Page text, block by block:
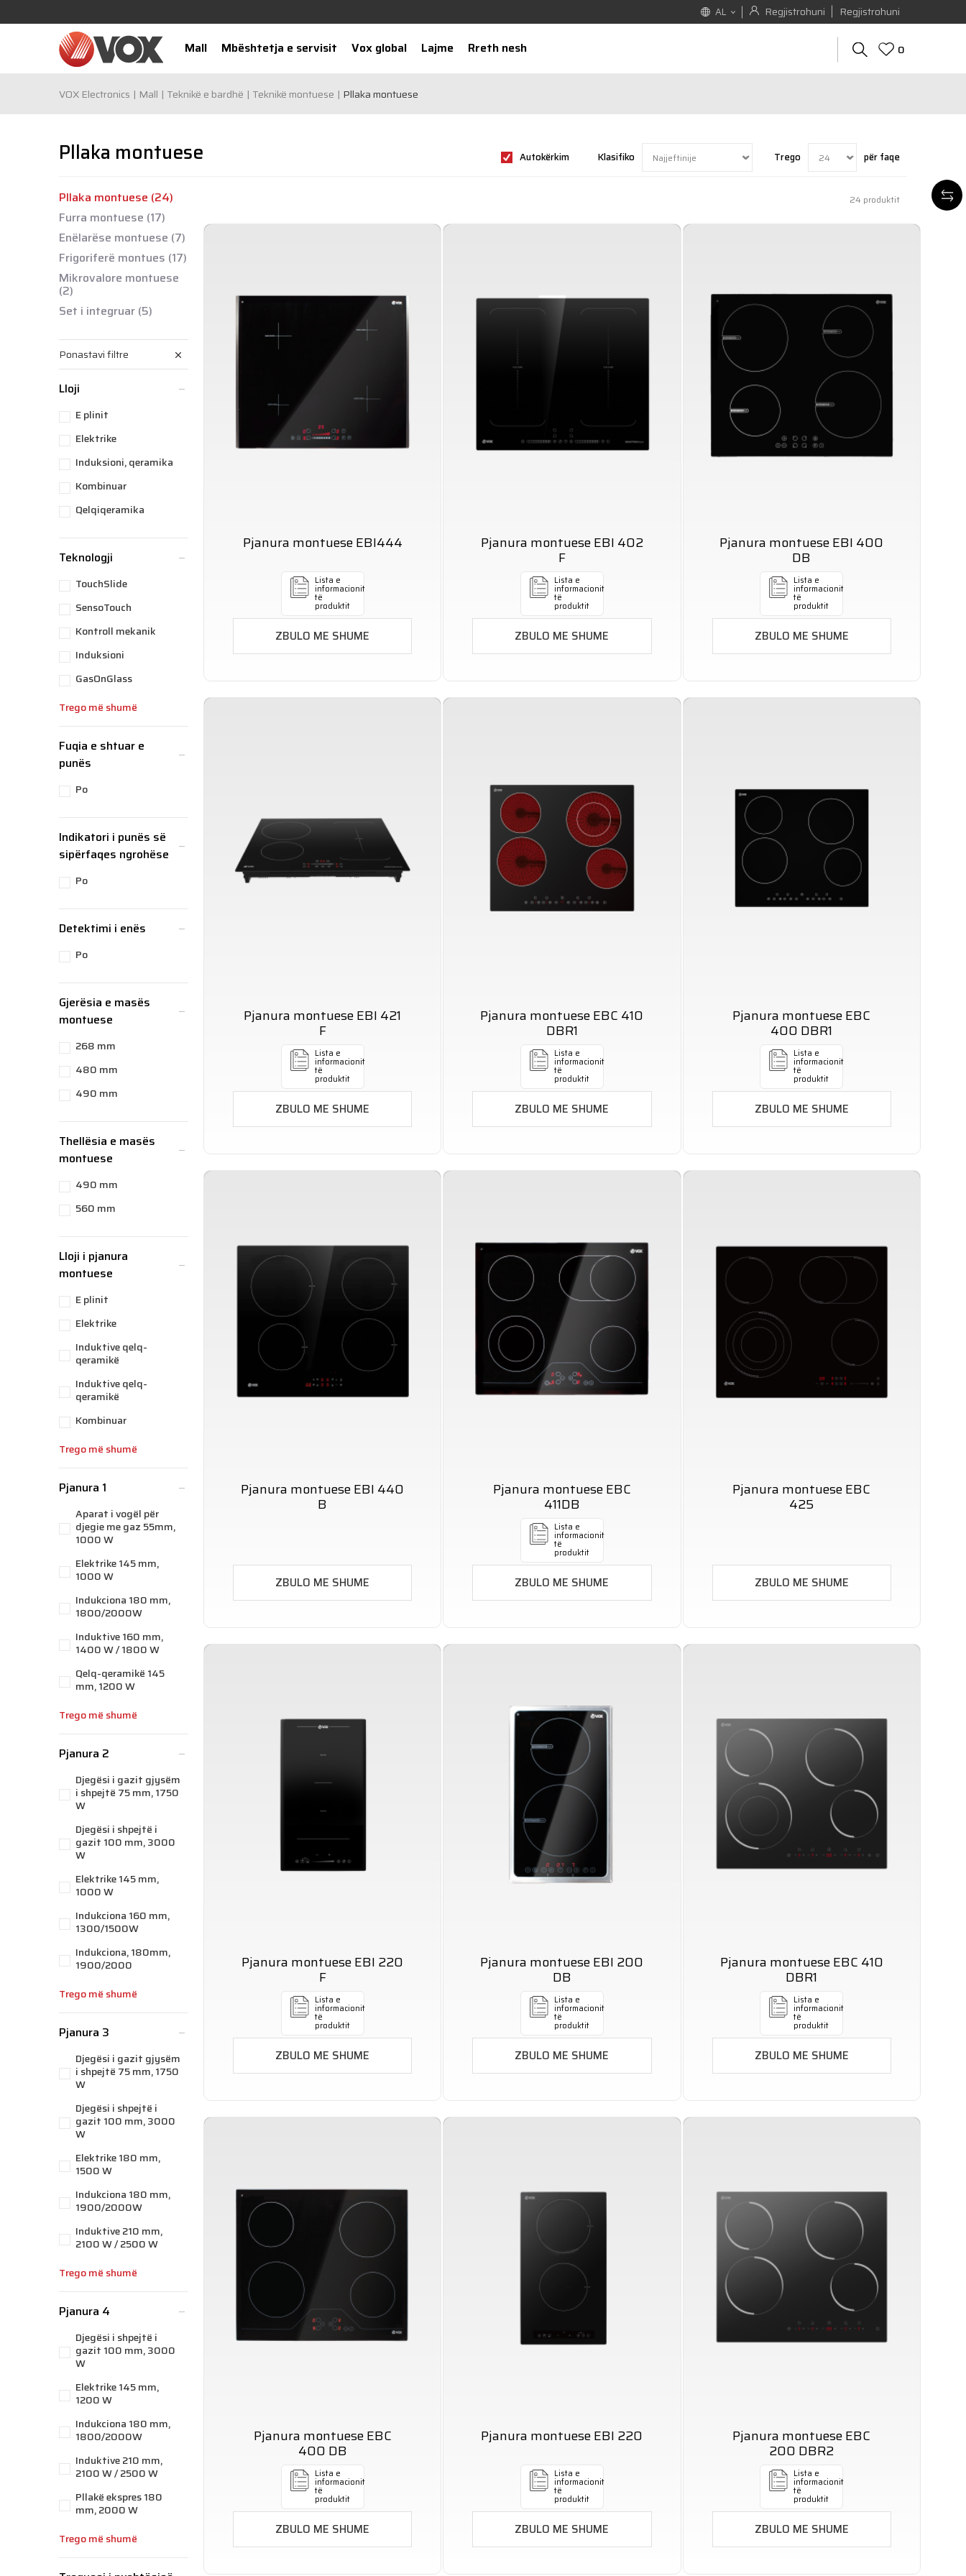
Regjistrohuni Regjistrohuni
AL
Mall Mbështetja e servisit Vox global Lajme Rreth nesh 0
VOX Electronics Mall Teknikë e bardhë Teknikë montuese Pllaka montuese
Pllaka montuese Autokërkim Klasifiko Trego për faqe
Pllaka montuese (24)
Furra montuese (17)
Enëlarëse montuese (7)
Frigoriferë montues (17)
Mikrovalore montuese
(2)
Set i integruar (5)
Ponastavi filtre
Lloji
E plinit
Elektrike
Induksioni, qeramika
Kombinuar
Qelqiqeramika
Teknologji
TouchSlide
SensoTouch
Kontroll mekanik
Induksioni
GasOnGlass
Trego më shumë
Fuqia e shtuar e
punës
Po
Indikatori i punës së
sipërfaqes ngrohëse
Po
Detektimi i enës
Po
Gjerësia e masës
montuese
268 mm
480 mm
490 mm
Thellësia e masës
montuese
490 mm
560 mm
Lloji i pjanura
montuese
E plinit
Elektrike
Induktive qelq-
qeramikë
Induktive qelq-
qeramikë
Kombinuar
Trego më shumë
Pjanura 1
Aparat i vogël për
djegie me gaz 55mm,
1000 W
Elektrike 145 mm,
1000 W
Indukciona 180 mm,
1800/2000W
Induktive 160 mm,
1400 W / 1800 W
Qelq-qeramikë 145
mm, 1200 W
Trego më shumë
Pjanura 2
Djegësi i gazit gjysëm
i shpejtë 75 mm, 1750
W
Djegësi i shpejtë i
gazit 100 mm, 3000
W
Elektrike 145 mm,
1000 W
Indukciona 160 mm,
1300/1500W
Indukciona, 180mm,
1900/2000
Trego më shumë
Pjanura 3
Djegësi i gazit gjysëm
i shpejtë 75 mm, 1750
W
Djegësi i shpejtë i
gazit 100 mm, 3000
W
Elektrike 180 mm,
1500 W
Indukciona 180 mm,
1900/2000W
Induktive 210 mm,
2100 W / 2500 W
Trego më shumë
Pjanura 4
Djegësi i shpejtë i
gazit 100 mm, 3000
W
Elektrike 145 mm,
1200 W
Indukciona 180 mm,
1800/2000W
Induktive 210 mm,
2100 W / 2500 W
Pllakë ekspres 180
mm, 2000 W
Trego më shumë
24 produktit
Pjanura montuese EBI444
Lista e
informacionit
të
produktit
ZBULO ME SHUME
Pjanura montuese EBI 402
F
Lista e
informacionit
të
produktit
ZBULO ME SHUME
Pjanura montuese EBI 400
DB
Lista e
informacionit
të
produktit
ZBULO ME SHUME
Pjanura montuese EBI 421
F
Lista e
informacionit
të
produktit
ZBULO ME SHUME
Pjanura montuese EBC 410
DBR1
Lista e
informacionit
të
produktit
ZBULO ME SHUME
Pjanura montuese EBC
400 DBR1
Lista e
informacionit
të
produktit
ZBULO ME SHUME
Pjanura montuese EBI 440
B
ZBULO ME SHUME
Pjanura montuese EBC
411DB
Lista e
informacionit
të
produktit
ZBULO ME SHUME
Pjanura montuese EBC
425
ZBULO ME SHUME
Pjanura montuese EBI 220
F
Lista e
informacionit
të
produktit
ZBULO ME SHUME
Pjanura montuese EBI 200
DB
Lista e
informacionit
të
produktit
ZBULO ME SHUME
Pjanura montuese EBC 410
DBR1
Lista e
informacionit
të
produktit
ZBULO ME SHUME
Pjanura montuese EBC
400 DB
Lista e
informacionit
të
produktit
ZBULO ME SHUME
Pjanura montuese EBI 220
Lista e
informacionit
të
produktit
ZBULO ME SHUME
Pjanura montuese EBC
200 DBR2
Lista e
informacionit
të
produktit
ZBULO ME SHUME